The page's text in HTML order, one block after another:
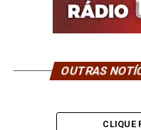
OUTRAS
CLIQUE